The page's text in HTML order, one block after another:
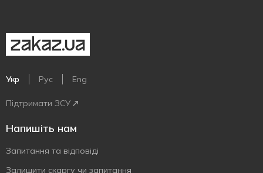
Укр Рус Eng
Підтримати ЗСУ
Напишіть нам
Запитання та відповіді
Залишити скаргу чи запитання